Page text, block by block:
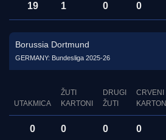
19 1 0 0
Borussia Dortmund
GERMANY: Bundesliga 2025-26
UTAKMICA
ŽUTI
KARTONI
DRUGI
ŽUTI
CRVENI
KARTON
0 0 0 0